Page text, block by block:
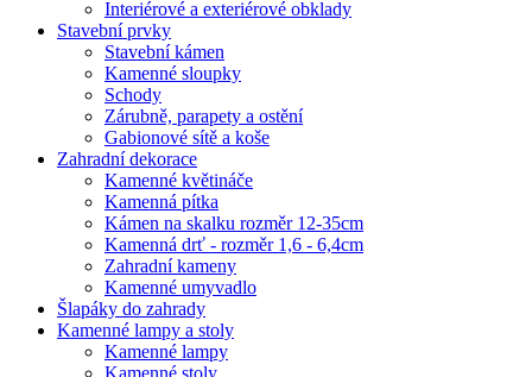
Interiérové a exteriérové obklady
Stavební prvky
Stavební kámen
Kamenné sloupky
Schody
Zárubně, parapety a ostění
Gabionové sítě a koše
Zahradní dekorace
Kamenné květináče
Kamenná pítka
Kámen na skalku rozměr 12-35cm
Kamenná drť - rozměr 1,6 - 6,4cm
Zahradní kameny
Kamenné umyvadlo
Šlapáky do zahrady
Kamenné lampy a stoly
Kamenné lampy
Kamenné stoly